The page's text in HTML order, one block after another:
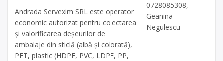
Andrada Servexim SRL este operator
economic autorizat pentru colectarea
și valorificarea deșeurilor de
ambalaje din sticlă (albă și colorată),
PET, plastic (HDPE, PVC, LDPE, PP,
0728085308,
Geanina
Negulescu